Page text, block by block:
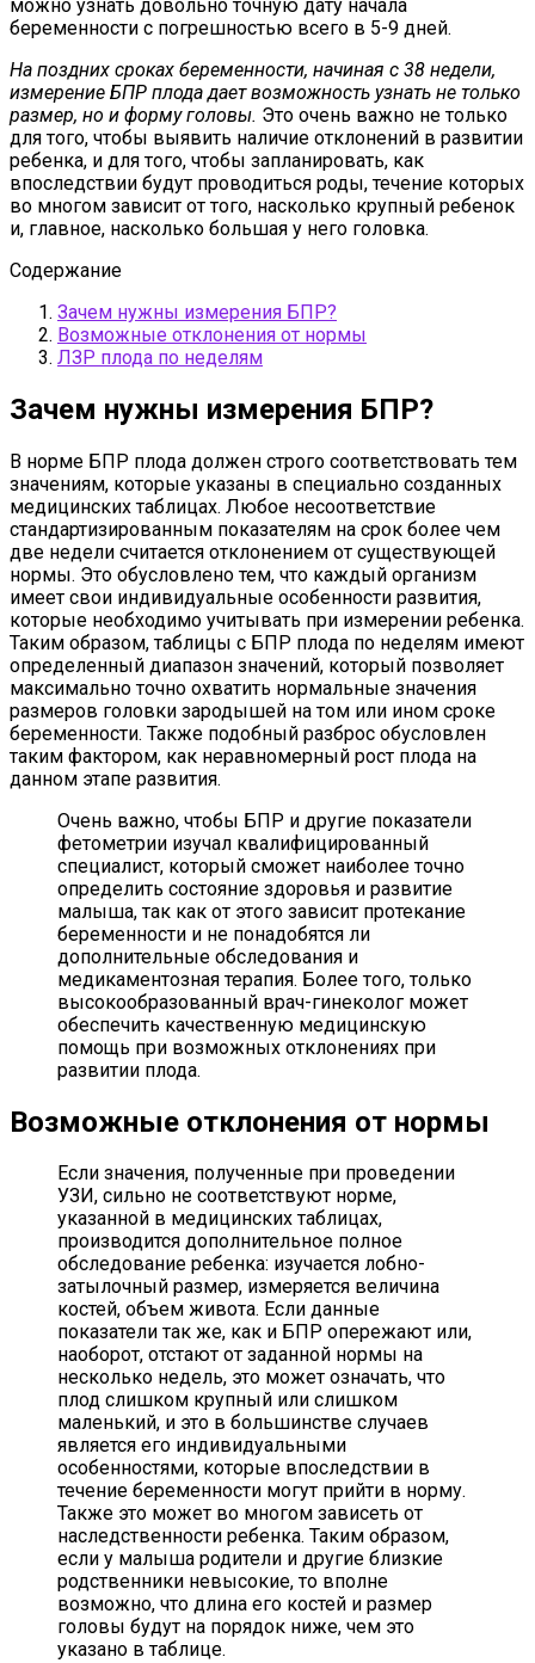
можно узнать довольно точную дату начала
беременности с погрешностью всего в 5-9 дней.
На поздних сроках беременности, начиная с 38 недели,
измерение БПР плода дает возможность узнать не только
размер, но и форму головы. Это очень важно не только
для того, чтобы выявить наличие отклонений в развитии
ребенка, и для того, чтобы запланировать, как
впоследствии будут проводиться роды, течение которых
во многом зависит от того, насколько крупный ребенок
и, главное, насколько большая у него головка.
Содержание
Зачем нужны измерения БПР?
Возможные отклонения от нормы
ЛЗР плода по неделям
Зачем нужны измерения БПР?
В норме БПР плода должен строго соответствовать тем
значениям, которые указаны в специально созданных
медицинских таблицах. Любое несоответствие
стандартизированным показателям на срок более чем
две недели считается отклонением от существующей
нормы. Это обусловлено тем, что каждый организм
имеет свои индивидуальные особенности развития,
которые необходимо учитывать при измерении ребенка.
Таким образом, таблицы с БПР плода по неделям имеют
определенный диапазон значений, который позволяет
максимально точно охватить нормальные значения
размеров головки зародышей на том или ином сроке
беременности. Также подобный разброс обусловлен
таким фактором, как неравномерный рост плода на
данном этапе развития.
Очень важно, чтобы БПР и другие показатели
фетометрии изучал квалифицированный
специалист, который сможет наиболее точно
определить состояние здоровья и развитие
малыша, так как от этого зависит протекание
беременности и не понадобятся ли
дополнительные обследования и
медикаментозная терапия. Более того, только
высокообразованный врач-гинеколог может
обеспечить качественную медицинскую
помощь при возможных отклонениях при
развитии плода.
Возможные отклонения от нормы
Если значения, полученные при проведении
УЗИ, сильно не соответствуют норме,
указанной в медицинских таблицах,
производится дополнительное полное
обследование ребенка: изучается лобно-
затылочный размер, измеряется величина
костей, объем живота. Если данные
показатели так же, как и БПР опережают или,
наоборот, отстают от заданной нормы на
несколько недель, это может означать, что
плод слишком крупный или слишком
маленький, и это в большинстве случаев
является его индивидуальными
особенностями, которые впоследствии в
течение беременности могут прийти в норму.
Также это может во многом зависеть от
наследственности ребенка. Таким образом,
если у малыша родители и другие близкие
родственники невысокие, то вполне
возможно, что длина его костей и размер
головы будут на порядок ниже, чем это
указано в таблице.